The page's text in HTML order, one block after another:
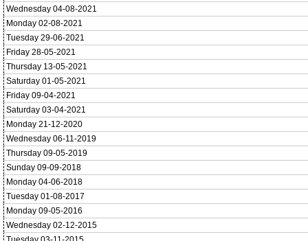
Wednesday 04-08-2021
Monday 02-08-2021
Tuesday 29-06-2021
Friday 28-05-2021
Thursday 13-05-2021
Saturday 01-05-2021
Friday 09-04-2021
Saturday 03-04-2021
Monday 21-12-2020
Wednesday 06-11-2019
Thursday 09-05-2019
Sunday 09-09-2018
Monday 04-06-2018
Tuesday 01-08-2017
Monday 09-05-2016
Wednesday 02-12-2015